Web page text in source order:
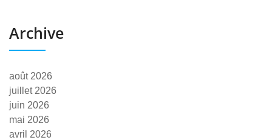
Archive
août 2026
juillet 2026
juin 2026
mai 2026
avril 2026